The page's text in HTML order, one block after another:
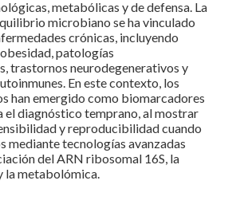
metabólicas y de defensa. La
microbiano se ha vinculado
crónicas, incluyendo
patologías
trastornos neurodegenerativos y
En este contexto, los
han emergido como biomarcadores
el diagnóstico temprano, al mostrar
y reproducibilidad cuando
mediante tecnologías avanzadas
del ARN ribosomal 16S, la
la metabolómica.